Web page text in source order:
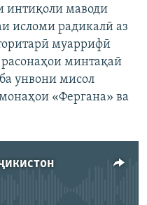
интиқоли маводи
исломи радикалӣ аз
муаррифӣ
минтақаӣ
унвони мисол
«Фергана» ва